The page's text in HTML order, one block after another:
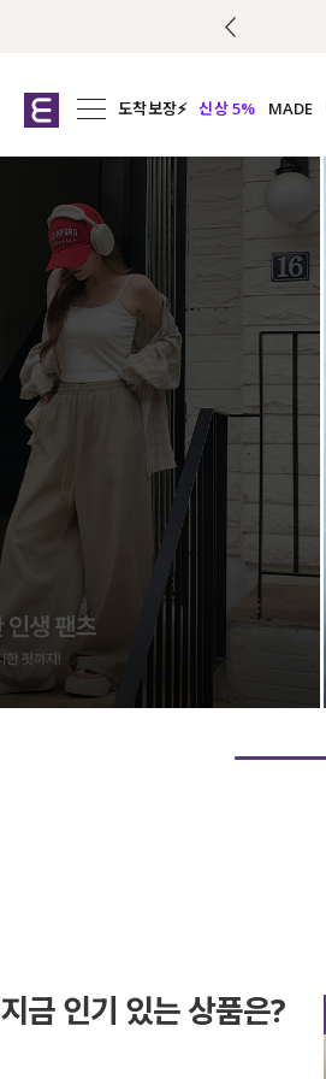
도착보장⚡ 신상 5%
MADE
익스클루시브
티셔츠
니트
블라우스
원피스
언더웨어
ACC
지금 인기 있는 상품은?